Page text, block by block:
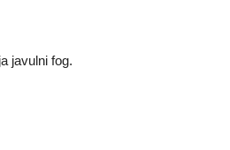
javulni fog.